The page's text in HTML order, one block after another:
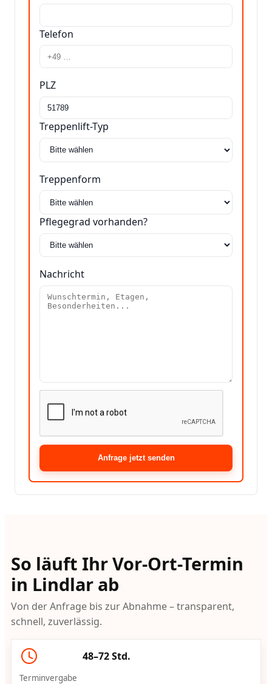
Telefon
PLZ
Treppenlift-Typ
Treppenform
Pflegegrad vorhanden?
Nachricht
Anfrage jetzt senden
So läuft Ihr Vor-Ort-Termin
in Lindlar ab
Von der Anfrage bis zur Abnahme – transparent,
schnell, zuverlässig.
48–72 Std.
Terminvergabe